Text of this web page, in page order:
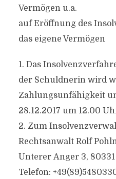
Vermögen u.a.
auf Eröffnung des
das eigene Vermögen
1. Das
der Schuldnerin wird
Zahlungsunfähigkeit
28.12.2017 um 12.00
2. Zum
Rechtsanwalt Rolf
Unterer Anger 3,
Telefon: